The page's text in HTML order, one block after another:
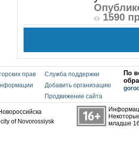
1590
прав
Служба поддержки
Добавить организацию
Продвижение сайта
По
of Novorossiysk
младше